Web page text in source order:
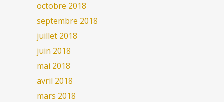
octobre 2018
septembre 2018
juillet 2018
juin 2018
mai 2018
avril 2018
mars 2018